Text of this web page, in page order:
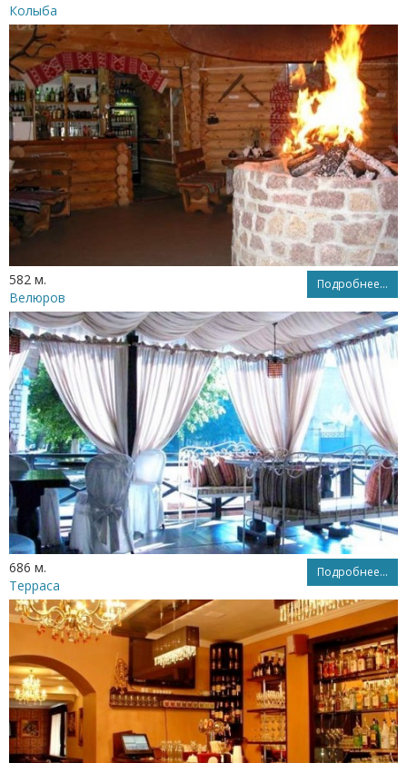
Колыба
582 м. Подробнее...
Велюров
686 м. Подробнее...
Терраса